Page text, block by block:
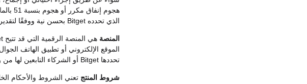
هجوم
الذي تحدده Bitget بحسن نية ووفقًا لتقديرها الخاص.
المنصة هي
الموقع الإلكتروني أو تطبيق الهاتف
تحددها Bitget أو الشركاء التابعين لها من وقت لآخر.
شروط المنتج تعني الشروط والأحكام